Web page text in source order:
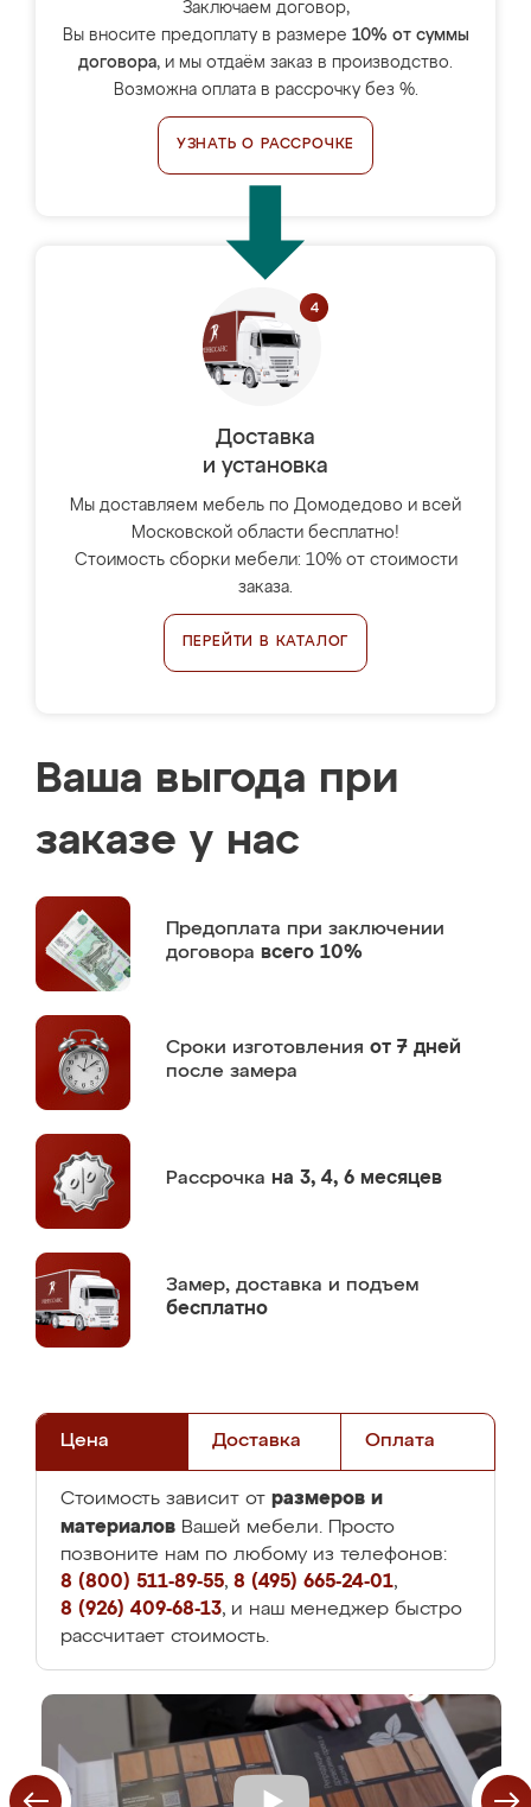
Заключаем договор,
Вы вносите предоплату в размере 10% от суммы
договора, и мы отдаём заказ в производство.
Возможна оплата в рассрочку без %.
УЗНАТЬ О РАССРОЧКЕ
Доставка
и установка
Мы доставляем мебель по Домодедово и всей
Московской области бесплатно!
Стоимость сборки мебели: 10% от стоимости
заказа.
ПЕРЕЙТИ В КАТАЛОГ
Ваша выгода при
заказе у нас
Предоплата при заключении
договора всего 10%
Сроки изготовления от 7 дней
после замера
Рассрочка на 3, 4, 6 месяцев
Замер, доставка и подъем
бесплатно
Цена Доставка Оплата
Стоимость зависит от размеров и
материалов Вашей мебели. Просто
позвоните нам по любому из телефонов:
8 (800) 511-89-55, 8 (495) 665-24-01,
8 (926) 409-68-13, и наш менеджер быстро
рассчитает стоимость.